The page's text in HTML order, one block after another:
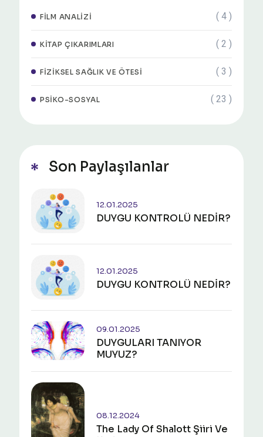
FILM ANALIZI ( 4 )
KITAP ÇIKARIMLARI ( 2 )
FIZIKSEL SAĞLIK VE ÖTESI ( 3 )
PSIKO-SOSYAL ( 23 )
Son Paylaşılanlar
12.01.2025
DUYGU KONTROLÜ NEDİR?
12.01.2025
DUYGU KONTROLÜ NEDİR?
09.01.2025
​​​​​​​DUYGULARI TANIYOR
MUYUZ?
08.12.2024
The Lady Of Shalott Şiiri Ve